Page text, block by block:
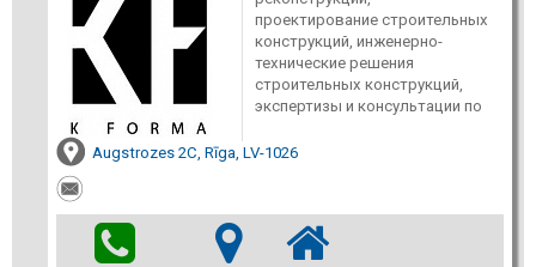
проектирование строительных
конструкций, инженерно-
технические решения
строительных конструкций,
экспертизы и консультации по
Augstrozes 2C, Rīga, LV-1026